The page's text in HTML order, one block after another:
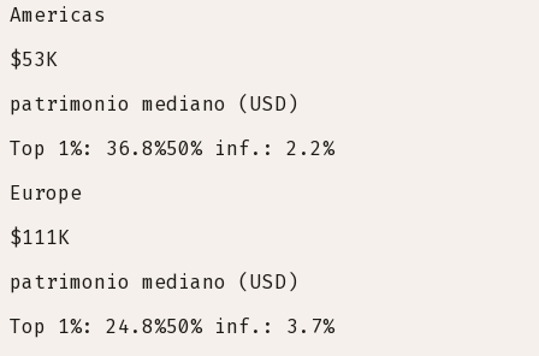
Americas
$53K
patrimonio mediano (USD)
Top 1%: 36.8%50% inf.: 2.2%
Europe
$111K
patrimonio mediano (USD)
Top 1%: 24.8%50% inf.: 3.7%